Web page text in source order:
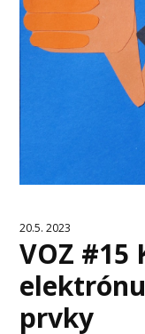
20.5. 2023
VOZ #15
prvky